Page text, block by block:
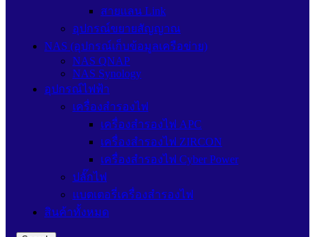
สายแลน Link
อุปกรณ์ขยายสัญญาณ
NAS (อุปกรณ์เก็บข้อมูลเครือข่าย)
NAS QNAP
NAS Synology
อุปกรณ์ไฟฟ้า
เครื่องสำรองไฟ
เครื่องสำรองไฟ APC
เครื่องสำรองไฟ ZIRCON
เครื่องสำรองไฟ Cyber Power
ปลั๊กไฟ
แบตเตอรี่เครื่องสำรองไฟ
สินค้าทั้งหมด